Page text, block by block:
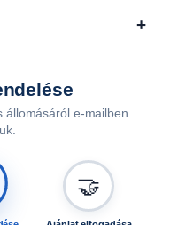
+
állomásáról e-mailben
🤝